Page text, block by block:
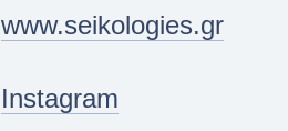
www.seikologies.gr
Instagram